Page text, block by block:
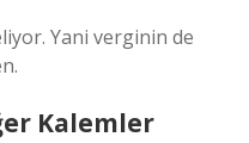
Yani verginin de
Kalemler